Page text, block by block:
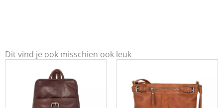
Dit vind je ook misschien ook leuk